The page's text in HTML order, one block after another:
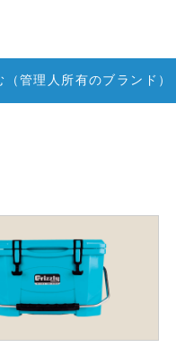
（管理人所有のブランド）